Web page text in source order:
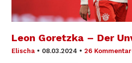
Leon Goretzka – Der
Elischa • 08.03.2024 • 26